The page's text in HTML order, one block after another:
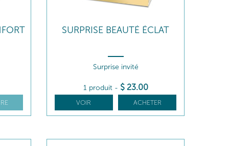
SURPRISE BEAUTÉ ÉCLAT
Surprise invité
1 produit - $ 23.00
VOIR ACHETER